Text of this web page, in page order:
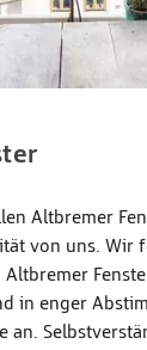
Altbremer
von uns. Wir
in enger
an.